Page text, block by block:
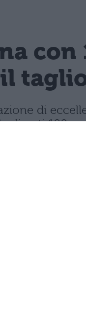
con
di
di voti 100.